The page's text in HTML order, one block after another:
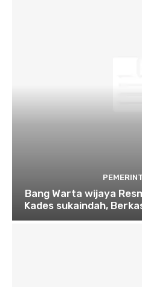
Bang Warta wijaya
Kades sukaindah,